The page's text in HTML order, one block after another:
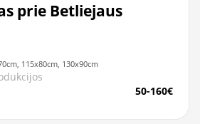
prie Betliejaus
115x80cm, 130x90cm
50-160€